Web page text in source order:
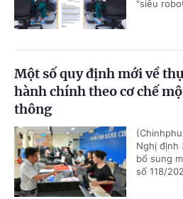
"siêu
Một số quy định mới về
hành chính theo cơ chế
thông
Nghị định
bổ sung
số 118/